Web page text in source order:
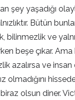
şey yaşadığı
Bütün
bilinmezlik ve
beşe çıkar.
azalırsa ve
olmadığını
biraz olsun diner.